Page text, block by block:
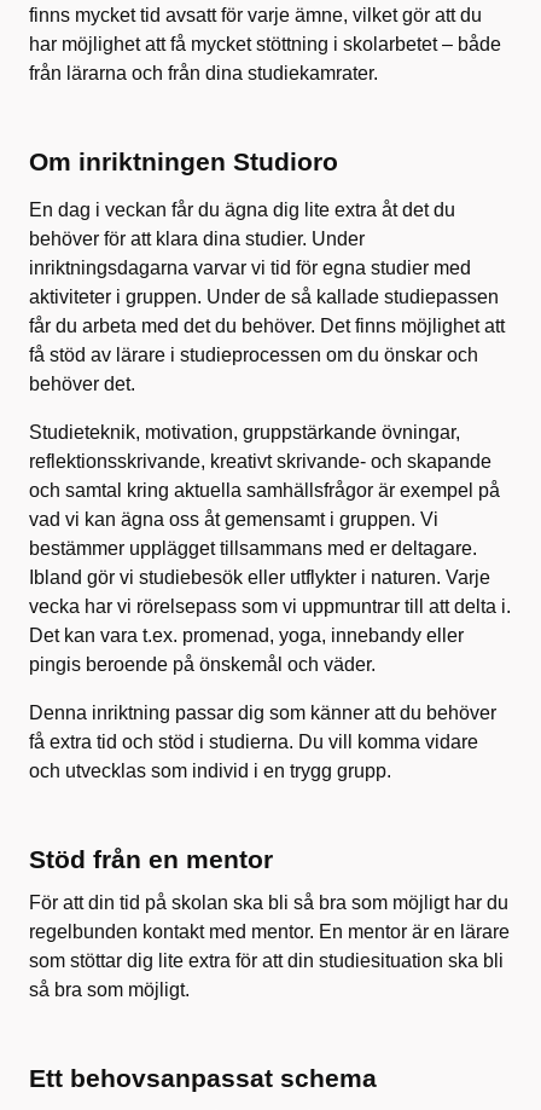
finns mycket tid avsatt för varje ämne, vilket gör att du
har möjlighet att få mycket stöttning i skolarbetet – både
från lärarna och från dina studiekamrater.
Om inriktningen Studioro
En dag i veckan får du ägna dig lite extra åt det du
behöver för att klara dina studier. Under
inriktningsdagarna varvar vi tid för egna studier med
aktiviteter i gruppen. Under de så kallade studiepassen
får du arbeta med det du behöver. Det finns möjlighet att
få stöd av lärare i studieprocessen om du önskar och
behöver det.
Studieteknik, motivation, gruppstärkande övningar,
reflektionsskrivande, kreativt skrivande- och skapande
och samtal kring aktuella samhällsfrågor är exempel på
vad vi kan ägna oss åt gemensamt i gruppen. Vi
bestämmer upplägget tillsammans med er deltagare.
Ibland gör vi studiebesök eller utflykter i naturen. Varje
vecka har vi rörelsepass som vi uppmuntrar till att delta i.
Det kan vara t.ex. promenad, yoga, innebandy eller
pingis beroende på önskemål och väder.
Denna inriktning passar dig som känner att du behöver
få extra tid och stöd i studierna. Du vill komma vidare
och utvecklas som individ i en trygg grupp.
Stöd från en mentor
För att din tid på skolan ska bli så bra som möjligt har du
regelbunden kontakt med mentor. En mentor är en lärare
som stöttar dig lite extra för att din studiesituation ska bli
så bra som möjligt.
Ett behovsanpassat schema